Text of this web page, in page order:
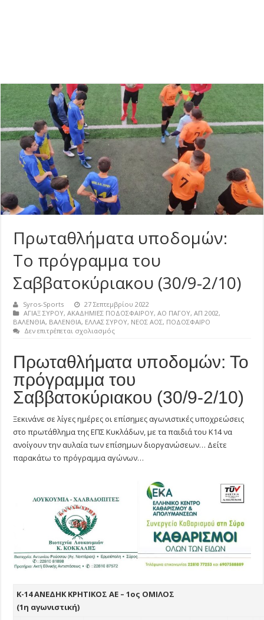
Πρωταθλήματα υποδομών:
Το πρόγραμμα του
Σαββατοκύριακου (30/9-2/10)
Syros-Sports
27 Σεπτεμβρίου 2022
ΑΓΙΑΞ ΣΥΡΟΥ,ΑΚΑΔΗΜΙΕΣ ΠΟΔΟΣΦΑΙΡΟΥ,ΑΟ ΠΑΓΟΥ,ΑΠ 2002,
ΒΑΛΕΝΘΙΑ, ΒΑΛΕΝΘΙΑ, ΕΛΛΑΣ ΣΥΡΟΥ, ΝΕΟΣ ΑΟΣ, ΠΟΔΟΣΦΑΙΡΟ
Δεν επιτρέπεται σχολιασμόςστο
Το
πρόγραμμα
του
Σαββατοκύριακου
(30/9-
2/10)
Πρωταθλήματα υποδομών: Το
πρόγραμμα του
Σαββατοκύριακου (30/9-2/10)
Ξεκινάνε σε λίγες ημέρες οι επίσημες αγωνιστικές υποχρεώσεις
στο πρωτάθλημα της ΕΠΣ Κυκλάδων, με τα παιδιά του Κ14 να
ανοίγουν την αυλαία των επίσημων διοργανώσεων… Δείτε
παρακάτω το πρόγραμμα αγώνων…
Κ-14 ΑΝΕΔΗΚ ΚΡΗΤΙΚΟΣ ΑΕ – 1ος ΟΜΙΛΟΣ
(1η αγωνιστική)